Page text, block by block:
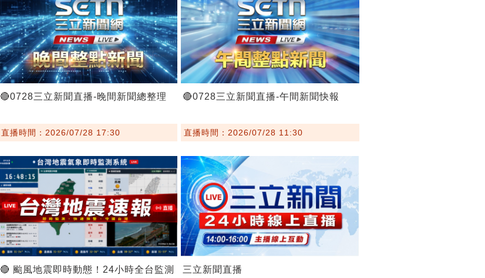
🔴0728三立新聞直播-晚間新聞總整理
直播時間：2026/07/28 17:30
🔴0728三立新聞直播-午間新聞快報
直播時間：2026/07/28 11:30
🔴 颱風地震即時動態！24小時全台監測 三立新聞直播